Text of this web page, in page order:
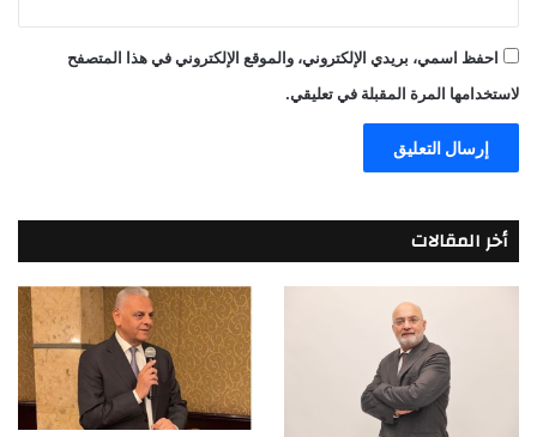
احفظ اسمي، بريدي الإلكتروني، والموقع الإلكتروني في هذا المتصفح
لاستخدامها المرة المقبلة في تعليقي.
أخر المقالات